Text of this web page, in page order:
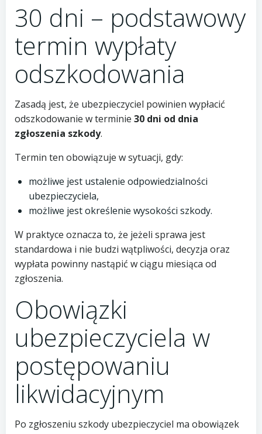
30 dni – podstawowy
termin wypłaty
odszkodowania
Zasadą jest, że ubezpieczyciel powinien wypłacić
odszkodowanie w terminie 30 dni od dnia
zgłoszenia szkody.
Termin ten obowiązuje w sytuacji, gdy:
możliwe jest ustalenie odpowiedzialności
ubezpieczyciela,
możliwe jest określenie wysokości szkody.
W praktyce oznacza to, że jeżeli sprawa jest
standardowa i nie budzi wątpliwości, decyzja oraz
wypłata powinny nastąpić w ciągu miesiąca od
zgłoszenia.
Obowiązki
ubezpieczyciela w
postępowaniu
likwidacyjnym
Po zgłoszeniu szkody ubezpieczyciel ma obowiązek